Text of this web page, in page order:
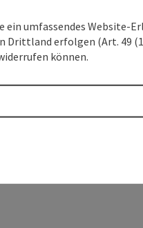
ein umfassendes Website-
erfolgen (Art. 49
können.